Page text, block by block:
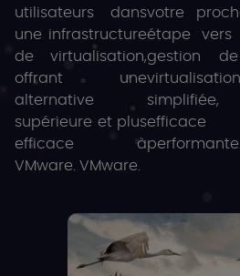
utilisateurs dans
une infrastructure
de virtualisation,
offrant une
alternative
supérieure et plus
efficace à
VMware. VMware.
votre
étape vers
gestion
virtualisation
simplifiée,
performante.